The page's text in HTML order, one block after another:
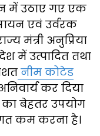
में उठाए गए एक
एवं उर्वरक
मंत्री अनुप्रिया
में उत्पादित तथा
नीम कोटेड
कर दिया
का बेहतर उपयोग
कम करना है।